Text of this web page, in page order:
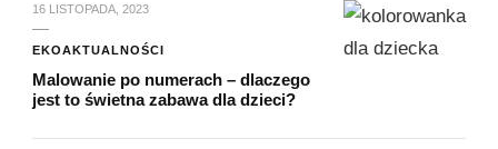
16 LISTOPADA, 2023
EKOAKTUALNOŚCI
Malowanie po numerach – dlaczego
jest to świetna zabawa dla dzieci?